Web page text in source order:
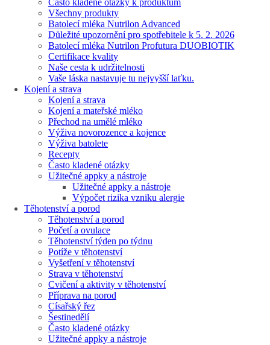
Všechny produkty
Batolecí mléka Nutrilon Advanced
Důležité upozornění pro spotřebitele k 5. 2. 2026
Batolecí mléka Nutrilon Profutura DUOBIOTIK
Certifikace kvality
Naše cesta k udržitelnosti
Vaše láska nastavuje tu nejvyšší laťku.
Kojení a strava
Kojení a strava
Kojení a mateřské mléko
Přechod na umělé mléko
Výživa novorozence a kojence
Výživa batolete
Recepty
Často kladené otázky
Užitečné appky a nástroje
Užitečné appky a nástroje
Výpočet rizika vzniku alergie
Těhotenství a porod
Těhotenství a porod
Početí a ovulace
Těhotenství týden po týdnu
Potíže v těhotenství
Vyšetření v těhotenství
Strava v těhotenství
Cvičení a aktivity v těhotenství
Příprava na porod
Císařský řez
Šestinedělí
Často kladené otázky
Užitečné appky a nástroje